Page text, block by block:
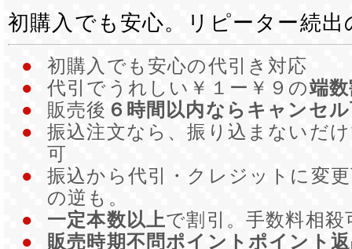
初購入でも安心。リピーター続出
●
初購入でも安心の代引き対応
●
代引でうれしい￥１ー￥９の端
●
販売後 ６時間以内ならキャンセ
●
振込注文なら、振り込まないだ
可
●
振込から代引・クレジットに変
の逆も。
●
一定本数以上で割引。手数料相
●
販売時期不問ポイントポイント